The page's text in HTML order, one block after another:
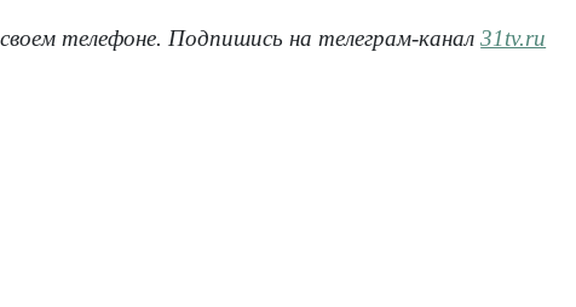
телефоне. Подпишись на телеграм-канал31tv.ru